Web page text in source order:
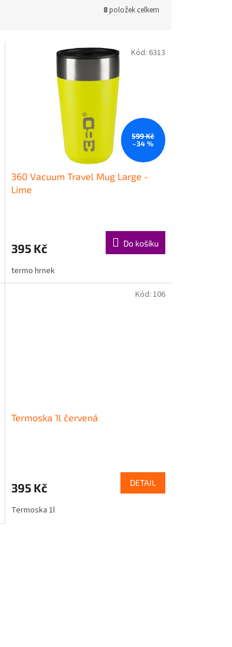
8položek celkem
599 Kč
–34 %
360 Vacuum Travel Mug Large -
Lime
395 Kč Do košíku
termo hrnek
Kód: 6313
Termoska 1l červená
395 Kč DETAIL
Termoska 1l
Kód: 106